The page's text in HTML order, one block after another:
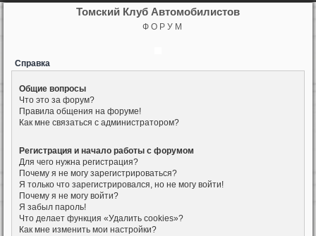
Томский Клуб Автомобилистов
Ф О Р У М
Справка
Общие вопросы
Что это за форум?
Правила общения на форуме!
Как мне связаться с администратором?
Регистрация и начало работы с форумом
Для чего нужна регистрация?
Почему я не могу зарегистрироваться?
Я только что зарегистрировался, но не могу войти!
Почему я не могу войти?
Я забыл пароль!
Что делает функция «Удалить cookies»?
Как мне изменить мои настройки?